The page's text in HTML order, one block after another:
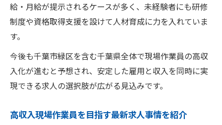
給・月給が提示されるケースが多く、未経験者にも研修
制度や資格取得支援を設けて人材育成に力を入れていま
す。
今後も千葉市緑区を含む千葉県全体で現場作業員の高収
入化が進むと予想され、安定した雇用と収入を同時に実
現できる求人の選択肢が広がる見込みです。
高収入現場作業員を目指す最新求人事情を紹介